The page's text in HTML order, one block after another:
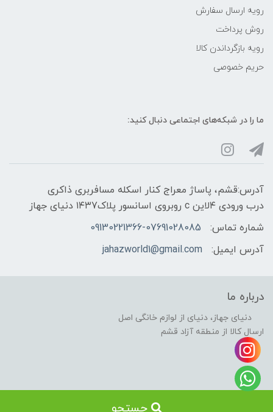
رویه ارسال سفارش
روش پرداخت
رویه‌ بازگرداندن کالا
حریم خصوصی
ما را در شبکه‌های اجتماعی دنبال کنید:
آدرس:قشم، پاساژ معراج کنار اسکله مسافربری ذاکری
درب ورودی ۴لاین c روبروی اسانسور پلاک۱۴۳7 دنیای جهاز
شماره تماس:
09130221366-07691028085
آدرس ایمیل:
jahazworld1@gmail.com
درباره ما
دنیای جهاز، دنیای از لوازم خانگی اصل
ارسال کالا از منطقه آزاد قشم
ساخت سایت توسط کانون تبلیغاتی هوشمند